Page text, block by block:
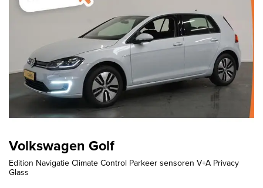
Volkswagen Golf
Edition Navigatie Climate Control Parkeer sensoren V+A Privacy
Glass